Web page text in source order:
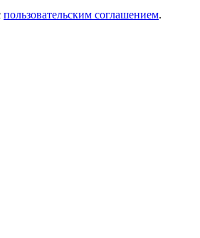
пользовательским соглашением.